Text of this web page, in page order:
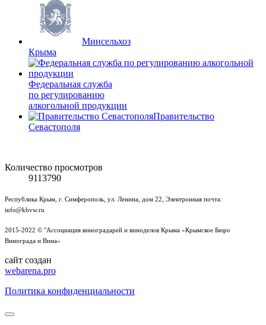
Минсельхоз
Крыма
Федеральная служба
по регулированию
алкогольной продукции
Правительство
Севастополя
Количество просмотров
9113790
Республика Крым, г. Симферополь, ул. Ленина, дом 22, Электронная почта:
info@kbvw.ru
2015-2022 © "Ассоциация виноградарей и виноделов Крыма «Крымское Бюро
Винограда и Вина»
сайт создан
webarena.pro
Политика конфиденциальности